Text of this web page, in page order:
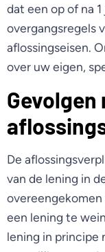
dat een op of na
overgangsregels
aflossingseisen.
over uw eigen,
De
van de lening in
een lening te
lening in principe